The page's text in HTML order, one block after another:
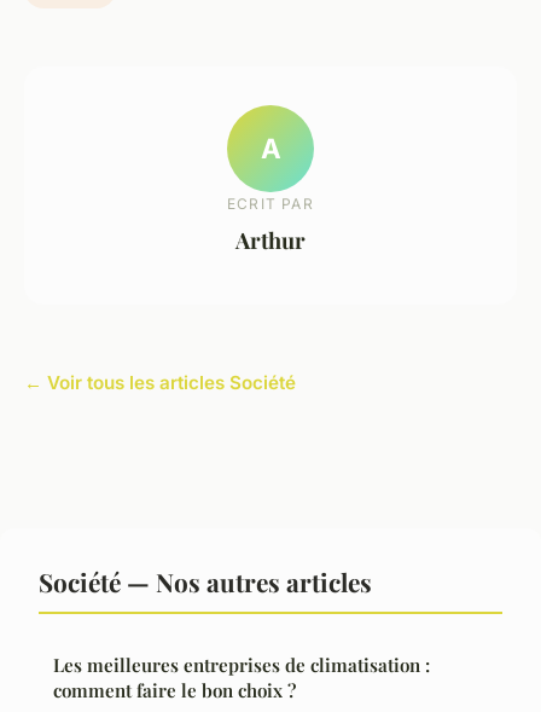
A
ECRIT PAR
Arthur
← Voir tous les articles Société
Société — Nos autres articles
Les meilleures entreprises de climatisation :
comment faire le bon choix ?